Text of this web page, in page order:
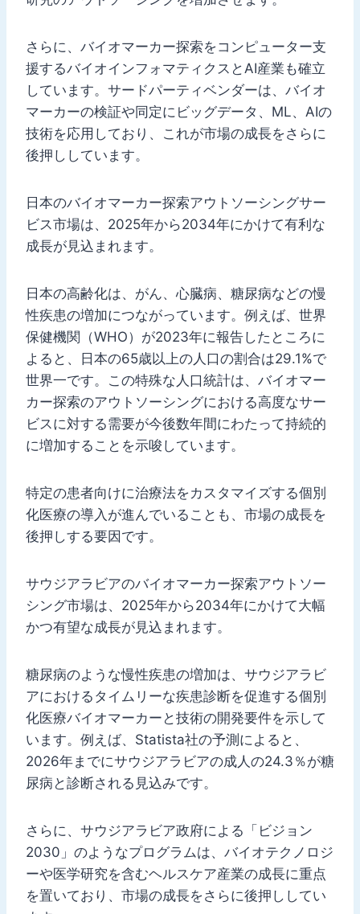
さらに、バイオマーカー探索をコンピューター支
援するバイオインフォマティクスとAI産業も確立
しています。サードパーティベンダーは、バイオ
マーカーの検証や同定にビッグデータ、ML、AIの
技術を応用しており、これが市場の成長をさらに
後押ししています。
日本のバイオマーカー探索アウトソーシングサー
ビス市場は、2025年から2034年にかけて有利な
成長が見込まれます。
日本の高齢化は、がん、心臓病、糖尿病などの慢
性疾患の増加につながっています。例えば、世界
保健機関（WHO）が2023年に報告したところに
よると、日本の65歳以上の人口の割合は29.1%で
世界一です。この特殊な人口統計は、バイオマー
カー探索のアウトソーシングにおける高度なサー
ビスに対する需要が今後数年間にわたって持続的
に増加することを示唆しています。
特定の患者向けに治療法をカスタマイズする個別
化医療の導入が進んでいることも、市場の成長を
後押しする要因です。
サウジアラビアのバイオマーカー探索アウトソー
シング市場は、2025年から2034年にかけて大幅
かつ有望な成長が見込まれます。
糖尿病のような慢性疾患の増加は、サウジアラビ
アにおけるタイムリーな疾患診断を促進する個別
化医療バイオマーカーと技術の開発要件を示して
います。例えば、Statista社の予測によると、
2026年までにサウジアラビアの成人の24.3％が糖
尿病と診断される見込みです。
さらに、サウジアラビア政府による「ビジョン
2030」のようなプログラムは、バイオテクノロジ
ーや医学研究を含むヘルスケア産業の成長に重点
を置いており、市場の成長をさらに後押ししてい